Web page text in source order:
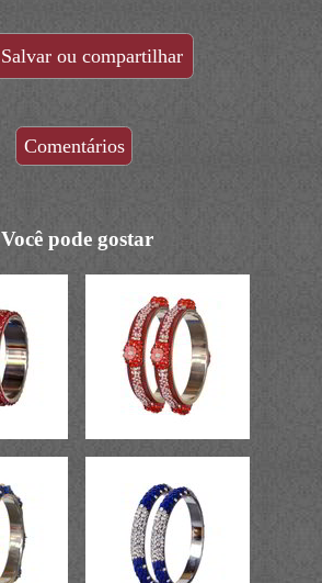
Salvar ou compartilhar
Comentários
Você pode gostar